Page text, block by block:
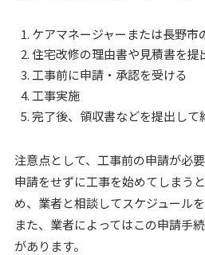
ケアマネージャーまたは長野市
住宅改修の理由書や見積書を提
工事前に申請・承認を受ける
工事実施
完了後、領収書などを提出して
注意点として、工事前の申請が必要
申請をせずに工事を始めてしまう
め、業者と相談してスケジュール
また、業者によってはこの申請手
があります。